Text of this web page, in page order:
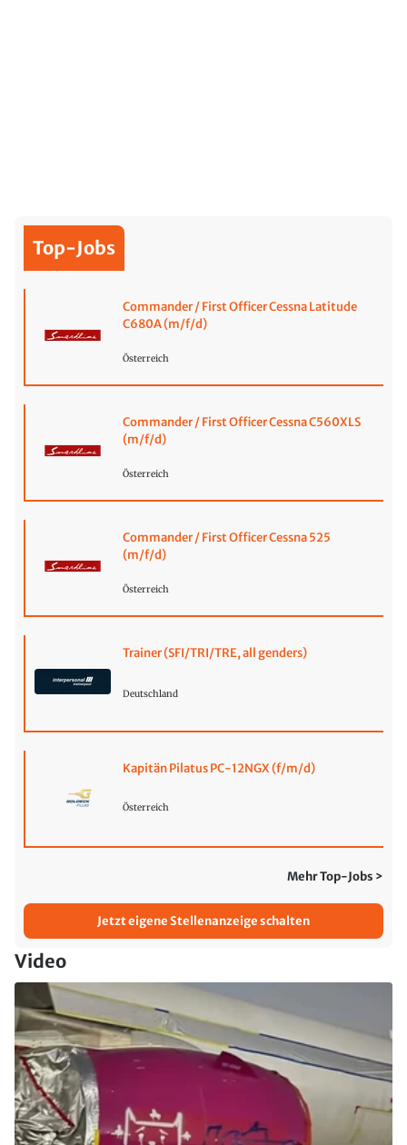
Top-Jobs
Commander / First Officer Cessna Latitude
C680A (m/f/d)
Österreich
Commander / First Officer Cessna C560XLS
(m/f/d)
Österreich
Commander / First Officer Cessna 525
(m/f/d)
Österreich
Trainer (SFI/TRI/TRE, all genders)
Deutschland
Kapitän Pilatus PC-12NGX (f/m/d)
Österreich
Mehr Top-Jobs >
Jetzt eigene Stellenanzeige schalten
Video